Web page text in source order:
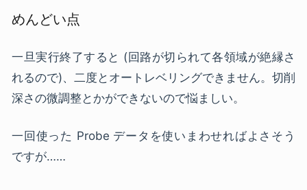
めんどい点
一旦実行終了すると (回路が切られて各領域が絶縁さ
れるので)、二度とオートレベリングできません。切削
深さの微調整とかができないので悩ましい。
一回使った Probe データを使いまわせればよさそう
ですが……